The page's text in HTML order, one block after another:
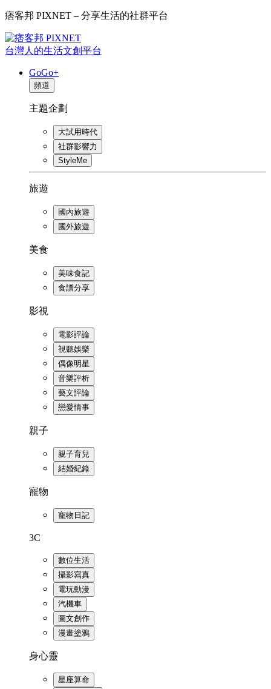
痞客邦 PIXNET – 分享生活的社群平台
台灣人的生活文創平台
GoGo+
頻道
主題企劃
大試用時代
社群影響力
StyleMe
旅遊
國內旅遊
國外旅遊
美食
美味食記
食譜分享
影視
電影評論
視聽娛樂
偶像明星
音樂評析
藝文評論
戀愛情事
親子
親子育兒
結婚紀錄
寵物
寵物日記
3C
數位生活
攝影寫真
電玩動漫
汽機車
圖文創作
漫畫塗鴉
身心靈
星座算命